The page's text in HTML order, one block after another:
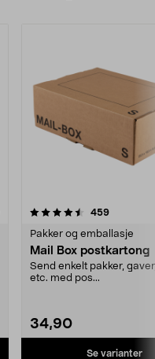
459
Pakker og emballasje
Mail Box postkartong
Send enkelt pakker,
etc. med pos...
34,90
Se varianter
4.5 av 5 stjerner